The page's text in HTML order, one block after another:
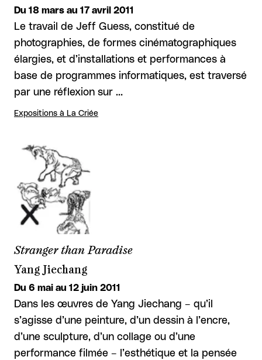
Du 18 mars au 17 avril 2011
Le travail de Jeff Guess, constitué de
photographies, de formes cinématographiques
élargies, et d’installations et performances à
base de programmes informatiques, est traversé
par une réflexion sur …
Expositions à La Criée
Stranger than Paradise
Yang Jiechang
Du 6 mai au 12 juin 2011
Dans les œuvres de Yang Jiechang – qu’il
s’agisse d’une peinture, d’un dessin à l’encre,
d’une sculpture, d’un collage ou d’une
performance filmée – l’esthétique et la pensée